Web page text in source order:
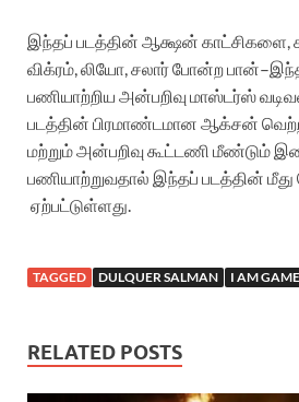
இந்தப் படத்தின் ஆக்ஷன் காட்சிகளை,
விக்ரம், லியோ, சலார் போன்ற
பணியாற்றிய அன்பறிவு மாஸ்டர்ஸ்
படத்தின் பிரமாண்டமான ஆக்சன்
மற்றும் அன்பறிவு கூட்டணி மீண்டும்
பணியாற்றுவதால் இந்தப் படத்தின் மீது
ஏற்பட்டுள்ளது.
TAGGED DULQUER SALMAN I AM GAME
RELATED POSTS